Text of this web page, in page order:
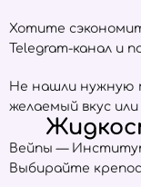
Хотите
Telegram-канал и
Не нашли нужную
желаемый вкус
Вейпы —
Выбирайте